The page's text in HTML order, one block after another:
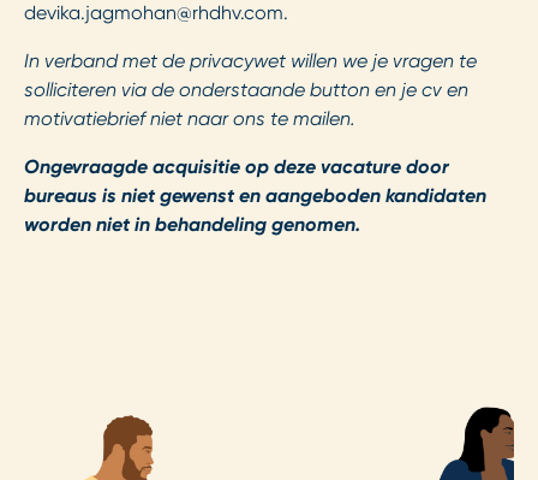
devika.jagmohan@rhdhv.com.
In verband met de privacywet willen we je vragen te
solliciteren via de onderstaande button en je cv en
motivatiebrief niet naar ons te mailen.
Ongevraagde acquisitie op deze vacature door
bureaus is niet gewenst en aangeboden kandidaten
worden niet in behandeling genomen.